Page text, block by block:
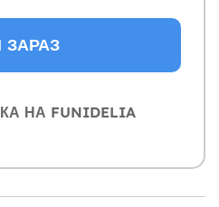
ЗАРАЗ
НА FUNIDELIA